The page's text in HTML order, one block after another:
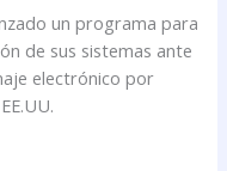
un programa para
de sus sistemas ante
electrónico por